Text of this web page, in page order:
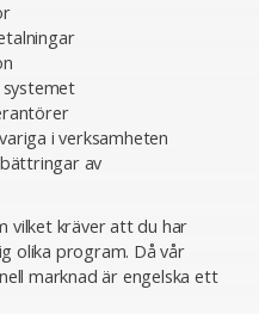
systemet
i verksamheten
av
vilket kräver att du har
olika program. Då vår
marknad är engelska ett